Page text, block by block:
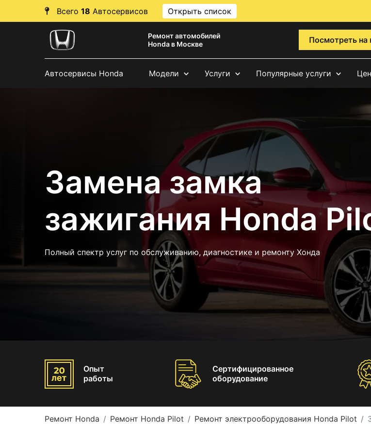
Всего 18 Автосервисов Открыть список
Ремонт автомобилей
Honda в Москве
Посмотреть на
Автосервисы Honda Модели Услуги Популярные услуги
Замена замка
зажигания Honda
Полный спектр услуг по обслуживанию, диагностике и ремонту Хонда
Опыт
работы
Сертифицированное
оборудование
Ремонт Honda Ремонт Honda Pilot Ремонт электрооборудования Honda Pilot